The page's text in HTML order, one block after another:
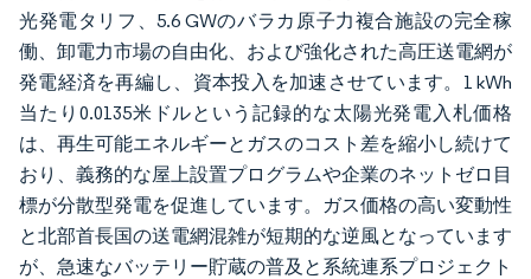
光発電タリフ、5.6 GWのバラカ原子力複合施設の完全稼
働、卸電力市場の自由化、および強化された高圧送電網が
発電経済を再編し、資本投入を加速させています。1 kWh
当たり0.0135米ドルという記録的な太陽光発電入札価格
は、再生可能エネルギーとガスのコスト差を縮小し続けて
おり、義務的な屋上設置プログラムや企業のネットゼロ目
標が分散型発電を促進しています。ガス価格の高い変動性
と北部首長国の送電網混雑が短期的な逆風となっています
が、急速なバッテリー貯蔵の普及と系統連系プロジェクト